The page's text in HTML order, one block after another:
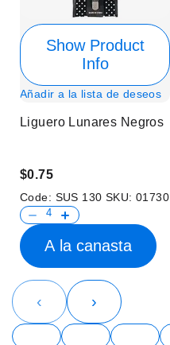
Show Product
Info
Añadir a la lista de deseos
Liguero Lunares Negros
$0.75
Code: SUS 130 SKU:01730
A la canasta
‹ ›